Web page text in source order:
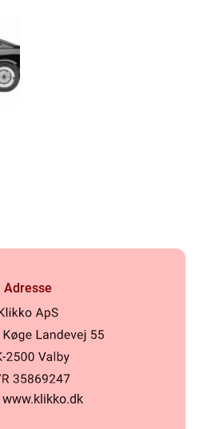
Adresse
www.klikko.dk